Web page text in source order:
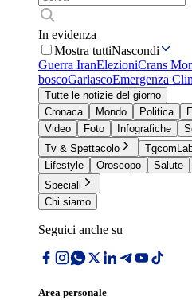
In evidenza
Mostra tuttiNascondi
Guerra IranElezioniCrans
boscoGarlascoEmergenza
Tutte le notizie del giorno
Cronaca
Mondo Politica
Video
Foto Infografiche
Tv & Spettacolo
Lifestyle
Oroscopo Salute
Speciali
Chi siamo
Seguici anche su
Area personale